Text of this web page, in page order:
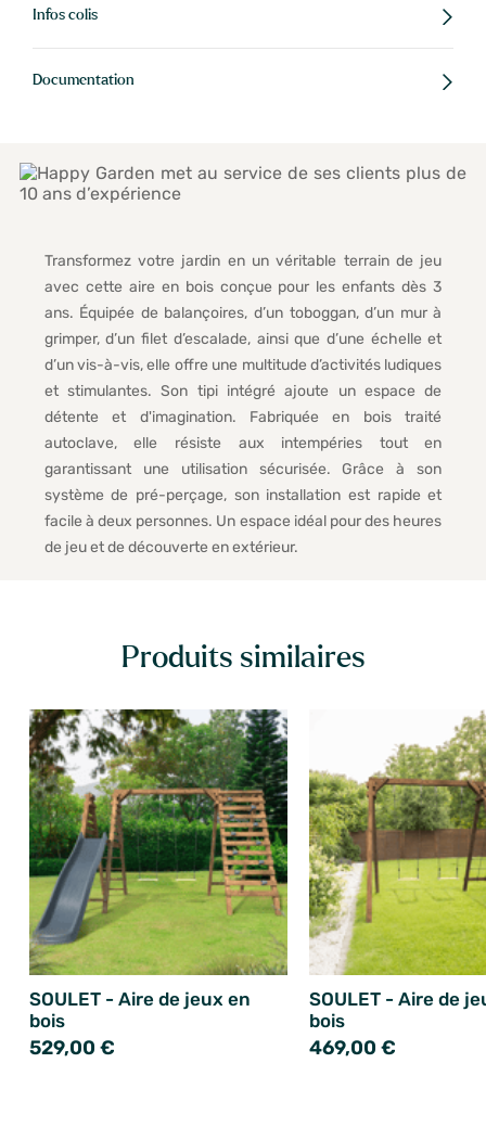
Infos colis
Documentation
Transformez votre jardin en un véritable terrain de jeu
avec cette aire en bois conçue pour les enfants dès 3
ans. Équipée de balançoires, d’un toboggan, d’un mur à
grimper, d’un filet d’escalade, ainsi que d’une échelle et
d’un vis-à-vis, elle offre une multitude d’activités ludiques
et stimulantes. Son tipi intégré ajoute un espace de
détente et d'imagination. Fabriquée en bois traité
autoclave, elle résiste aux intempéries tout en
garantissant une utilisation sécurisée. Grâce à son
système de pré-perçage, son installation est rapide et
facile à deux personnes. Un espace idéal pour des heures
de jeu et de découverte en extérieur.
Produits similaires
SOULET - Aire de jeux en
bois
529,00 €
SOULET - Aire de
bois
469,00 €